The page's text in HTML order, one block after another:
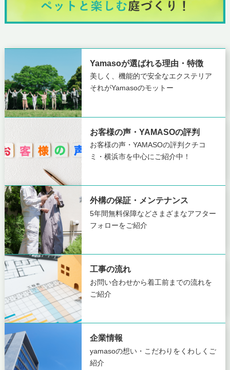
Yamasoが選ばれる理由・特徴
美しく、機能的で安全なエクステリア
それがYamasoのモットー
お客様の声・YAMASOの評判
お客様の声・YAMASOの評判 クチコ
ミ・横浜市を中心にご紹介中！
外構の保証・メンテナンス
5年間無料保障などさまざまなアフター
フォローをご紹介
工事の流れ
お問い合わせから着工前までの流れを
ご紹介
企業情報
yamasoの想い・こだわりを くわしくご
紹介